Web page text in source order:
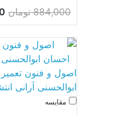
884,000 تومان
اصول و فنون تعمیر
ابوالحسنی آرانی
مقایسه